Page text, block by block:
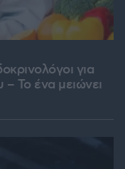
για
Το ένα μειώνει